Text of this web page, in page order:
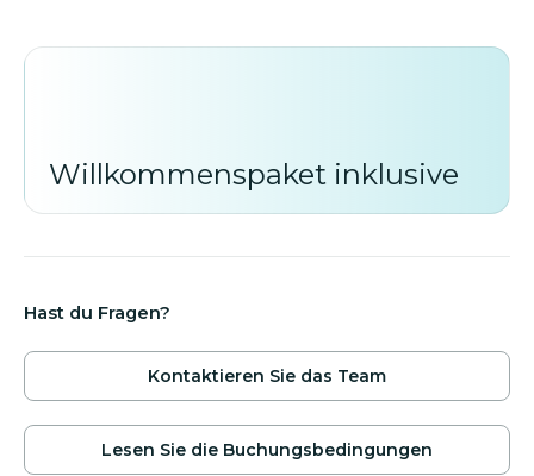
Nächte.
Willkommenspaket inklusive
Hast du Fragen?
Kontaktieren Sie das Team
Lesen Sie die Buchungsbedingungen